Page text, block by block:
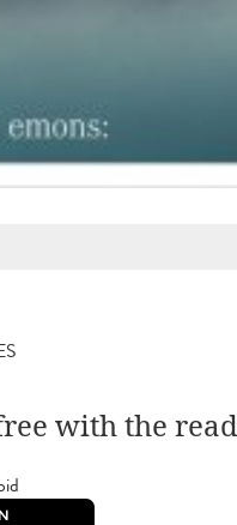
with the